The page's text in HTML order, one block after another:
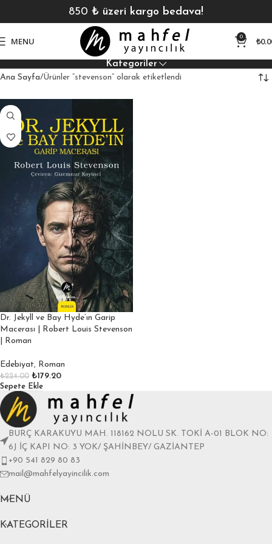
850 ₺ üzeri kargo bedava!
MENU 0 ₺
Kategoriler
Ana Sayfa Ürünler “stevenson” olarak etiketlendi
Dr. Jekyll ve Bay Hyde’ın Garip
Macerası | Robert Louis Stevenson
| Roman
Edebiyat, Roman
₺224.00 ₺179.20
Sepete Ekle
BURÇ KARAKUYU MAH. 118162 NOLU SK. TOKİ A-01 BLOK NO:
6J İÇ KAPI NO: 3 YOK/ ŞAHİNBEY/ GAZİANTEP
+90 541 829 80 83
mail@mahfelyayincilik.com
MENÜ
KATEGORILER